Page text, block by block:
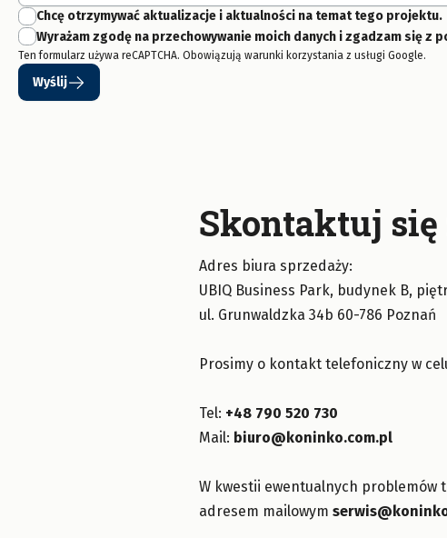
Chcę otrzymywać aktualizacje i aktualności na temat tego projektu.
Wyrażam zgodę na przechowywanie moich danych i zgadzam się z
Ten formularz używa reCAPTCHA. Obowiązują warunki korzystania z usługi Google.
Wyślij
Skontaktuj
Adres biura sprzedaży:
UBIQ Business Park, budynek B,
ul. Grunwaldzka 34b 60-786 Poznań
Prosimy o kontakt telefoniczny w
Tel: +48 790 520 730
Mail: biuro@koninko.com.pl
W kwestii ewentualnych
adresem mailowym